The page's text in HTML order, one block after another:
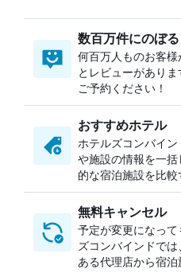
数百万件にのぼ
何百万人ものお客
とレビューがあり
ご予約ください！
おすすめホテル
ホテルズコンバイ
や施設の情報を一
的な宿泊施設を比較
無料キャンセル
予定が変更になっ
ズコンバインドで
ある代理店から宿